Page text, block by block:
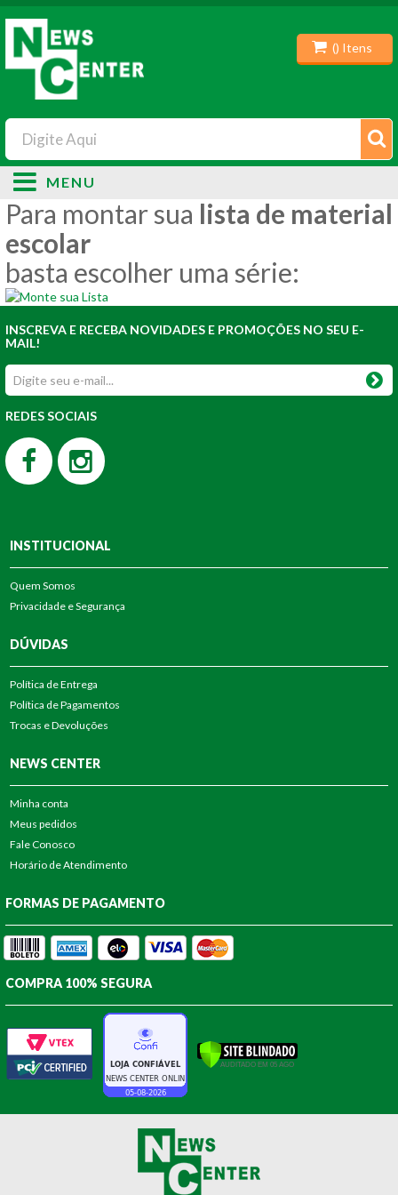
() Itens
MENU
Para montar sua lista de material
escolar
basta escolher uma série:
INSCREVA E RECEBA NOVIDADES E PROMOÇÕES NO SEU E-
MAIL!
REDES SOCIAIS
INSTITUCIONAL
Quem Somos
Privacidade e Segurança
DÚVIDAS
Política de Entrega
Política de Pagamentos
Trocas e Devoluções
NEWS CENTER
Minha conta
Meus pedidos
Fale Conosco
Horário de Atendimento
FORMAS DE PAGAMENTO
COMPRA 100% SEGURA